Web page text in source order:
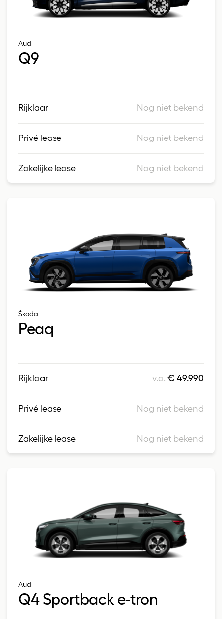
Audi
Q9
Rijklaar Nog niet bekend
Privé lease Nog niet bekend
Zakelijke lease Nog niet bekend
Škoda
Peaq
Rijklaar v.a.€ 49.990
Privé lease Nog niet bekend
Zakelijke lease Nog niet bekend
Audi
Q4 Sportback e-tron